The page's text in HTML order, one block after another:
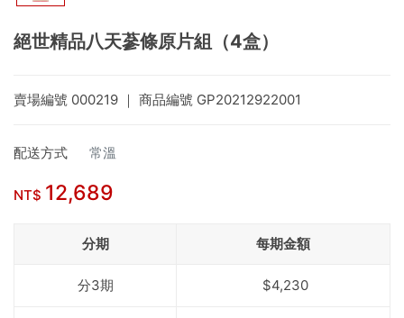
絕世精品八天蔘條原片組（4盒）
賣場編號 000219 ｜ 商品編號 GP20212922001
配送方式 常溫
NT$ 12,689
分期 每期金額
分3期 $4,230